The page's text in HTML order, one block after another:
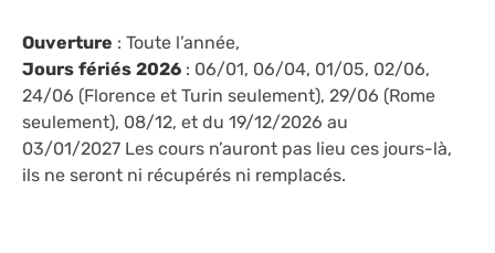
Ouverture : Toute l’année,
Jours fériés 2026 : 06/01, 06/04, 01/05, 02/06,
24/06 (Florence et Turin seulement), 29/06 (Rome
seulement), 08/12, et du 19/12/2026 au
03/01/2027 Les cours n’auront pas lieu ces jours-là,
ils ne seront ni récupérés ni remplacés.